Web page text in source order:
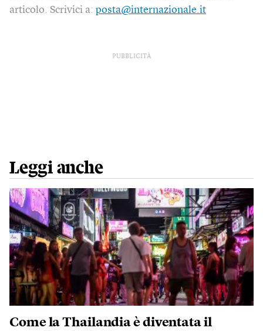
articolo. Scrivici a: posta@internazionale.it
PUBBLICITÀ
Leggi anche
Come la Thailandia è diventata il